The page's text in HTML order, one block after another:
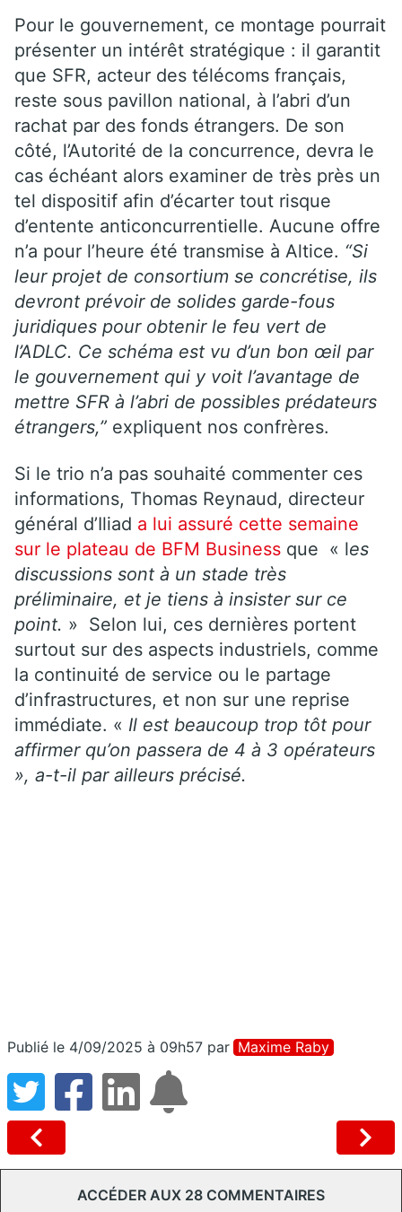
Pour le gouvernement, ce montage pourrait
présenter un intérêt stratégique : il garantit
que SFR, acteur des télécoms français,
reste sous pavillon national, à l’abri d’un
rachat par des fonds étrangers. De son
côté, l’Autorité de la concurrence, devra le
cas échéant alors examiner de très près un
tel dispositif afin d’écarter tout risque
d’entente anticoncurrentielle. Aucune offre
n’a pour l’heure été transmise à Altice. “Si
leur projet de consortium se concrétise, ils
devront prévoir de solides garde-fous
juridiques pour obtenir le feu vert de
l’ADLC. Ce schéma est vu d’un bon œil par
le gouvernement qui y voit l’avantage de
mettre SFR à l’abri de possibles prédateurs
étrangers,” expliquent nos confrères.
Si le trio n’a pas souhaité commenter ces
informations, Thomas Reynaud, directeur
général d’Iliad a lui assuré cette semaine
sur le plateau de BFM Business que « les
discussions sont à un stade très
préliminaire, et je tiens à insister sur ce
point. » Selon lui, ces dernières portent
surtout sur des aspects industriels, comme
la continuité de service ou le partage
d’infrastructures, et non sur une reprise
immédiate. « Il est beaucoup trop tôt pour
affirmer qu’on passera de 4 à 3 opérateurs
», a-t-il par ailleurs précisé.
Publié le 4/09/2025 à 09h57 par Maxime Raby
ACCÉDER AUX 28 COMMENTAIRES